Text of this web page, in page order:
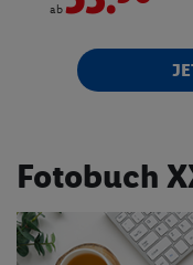
Fotoblock
Kinder- &
Angebote
ab
Fotobuch